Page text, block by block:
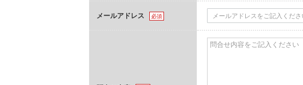
メールアドレス 必須